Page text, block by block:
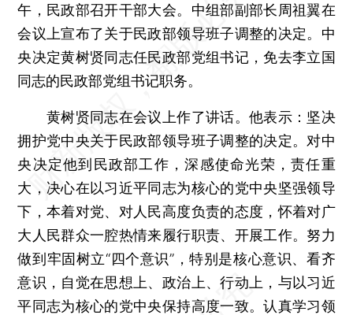
午，民政部召开干部大会。中组部副部长周祖翼在
会议上宣布了关于民政部领导班子调整的决定。中
央决定黄树贤同志任民政部党组书记，免去李立国
同志的民政部党组书记职务。
黄树贤同志在会议上作了讲话。他表示：坚决
拥护党中央关于民政部领导班子调整的决定。对中
央决定他到民政部工作，深感使命光荣，责任重
大，决心在以习近平同志为核心的党中央坚强领导
下，本着对党、对人民高度负责的态度，怀着对广
大人民群众一腔热情来履行职责、开展工作。努力
做到牢固树立“四个意识”，特别是核心意识、看齐
意识，自觉在思想上、政治上、行动上，与以习近
平同志为核心的党中央保持高度一致。认真学习领